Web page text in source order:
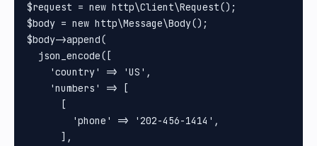
$request = new http\Client\Request();
$body = new http\Message\Body();
$body->append(
  json_encode([
    'country' => 'US',
    'numbers' => [
      [
        'phone' => '202-456-1414',
      ],